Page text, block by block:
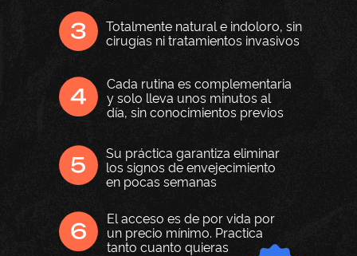
Totalmente natural e indoloro, sin
cirugías ni tratamientos invasivos
Su práctica garantiza eliminar
los signos de envejecimiento
en pocas semanas
Cada rutina es complementaria
y solo lleva unos minutos al
día, sin conocimientos previos
El acceso es de por vida por
un precio mínimo. Practica
tanto cuanto quieras